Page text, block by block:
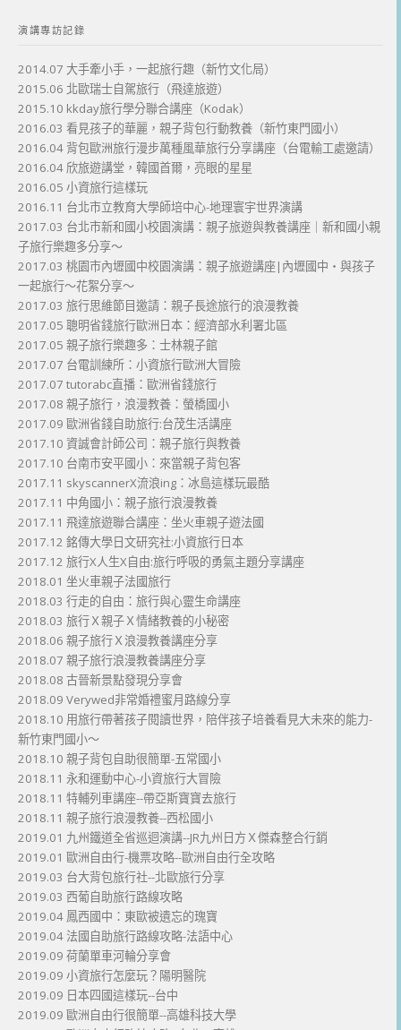
演講專訪記錄
2014.07 大手牽小手，一起旅行趣（新竹文化局）
2015.06 北歐瑞士自駕旅行（飛達旅遊）
2015.10 kkday旅行學分聯合講座（Kodak）
2016.03 看見孩子的華麗，親子背包行動教養（新竹東門國小）
2016.04 背包歐洲旅行漫步萬種風華旅行分享講座（台電輸工處邀請）
2016.04 欣旅遊講堂，韓國首爾，亮眼的星星
2016.05 小資旅行這樣玩
2016.11 台北市立教育大學師培中心-地理寰宇世界演講
2017.03 台北市新和國小校園演講：親子旅遊與教養講座｜新和國小親
子旅行樂趣多分享～
2017.03 桃園市內壢國中校園演講：親子旅遊講座|內壢國中・與孩子
一起旅行～花絮分享～
2017.03 旅行思維節目邀請：親子長途旅行的浪漫教養
2017.05 聰明省錢旅行歐洲日本：經濟部水利署北區
2017.05 親子旅行樂趣多：士林親子館
2017.07 台電訓練所：小資旅行歐洲大冒險
2017.07 tutorabc直播：歐洲省錢旅行
2017.08 親子旅行，浪漫教養：螢橋國小
2017.09 歐洲省錢自助旅行:台茂生活講座
2017.10 資誠會計師公司：親子旅行與教養
2017.10 台南市安平國小：來當親子背包客
2017.11 skyscannerX流浪ing：冰島這樣玩最酷
2017.11 中角國小：親子旅行浪漫教養
2017.11 飛達旅遊聯合講座：坐火車親子遊法國
2017.12 銘傳大學日文研究社:小資旅行日本
2017.12 旅行X人生X自由:旅行呼吸的勇氣主題分享講座
2018.01 坐火車親子法國旅行
2018.03 行走的自由：旅行與心靈生命講座
2018.03 旅行Ｘ親子Ｘ情緒教養的小秘密
2018.06 親子旅行Ｘ浪漫教養講座分享
2018.07 親子旅行浪漫教養講座分享
2018.08 古晉新景點發現分享會
2018.09 Verywed非常婚禮蜜月路線分享
2018.10 用旅行帶著孩子閱讀世界，陪伴孩子培養看見大未來的能力-
新竹東門國小～
2018.10 親子背包自助很簡單-五常國小
2018.11 永和運動中心-小資旅行大冒險
2018.11 特輔列車講座--帶亞斯寶寶去旅行
2018.11 親子旅行浪漫教養--西松國小
2019.01 九州鐵道全省巡迴演講--JR九州日方Ｘ傑森整合行銷
2019.01 歐洲自由行-機票攻略--歐洲自由行全攻略
2019.03 台大背包旅行社--北歐旅行分享
2019.03 西葡自助旅行路線攻略
2019.04 鳳西國中：東歐被遺忘的瑰寶
2019.04 法國自助旅行路線攻略-法語中心
2019.09 荷蘭單車河輪分享會
2019.09 小資旅行怎麼玩？陽明醫院
2019.09 日本四國這樣玩--台中
2019.09 歐洲自由行很簡單--高雄科技大學